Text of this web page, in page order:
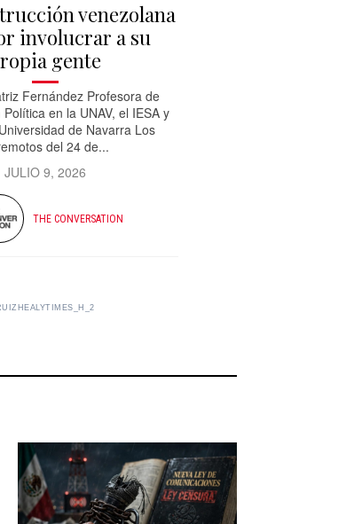
venezolana
involucrar a su
gente
Fernández Profesora de
en la UNAV, el IESA y
de Navarra Los
del 24 de...
JULIO 9, 2026
THE CONVERSATION